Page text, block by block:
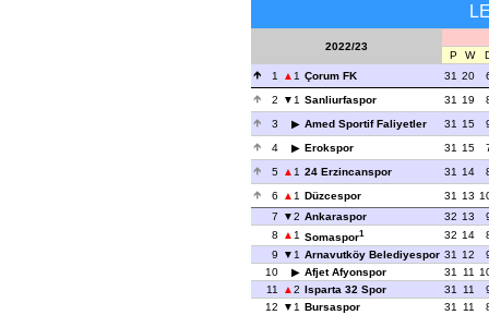
2022/23
P W
1
1 Çorum FK 31 20
2
1 Sanliurfaspor 31 19
3
Amed Sportif Faliyetler 31 15
4
Erokspor 31 15
5
1 24 Erzincanspor 31 14
6
1 Düzcespor 31 13
7
2 Ankaraspor 32 13
8
1 Somaspor1 32 14
9
1 Arnavutköy Belediyespor 31 12
10
Afjet Afyonspor 31 11
11
2 Isparta 32 Spor 31 11
12
1 Bursaspor 31 11